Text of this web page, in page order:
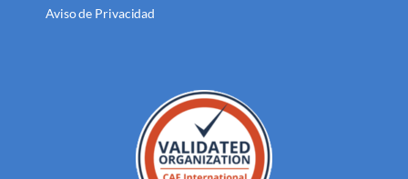
Aviso de Privacidad